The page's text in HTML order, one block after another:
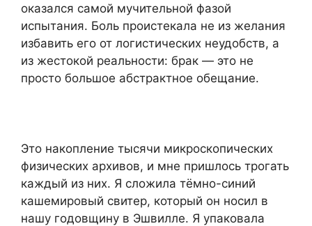
оказался самой мучительной фазой
испытания. Боль проистекала не из желания
избавить его от логистических неудобств, а
из жестокой реальности: брак — это не
просто большое абстрактное обещание.
Это накопление тысячи микроскопических
физических архивов, и мне пришлось трогать
каждый из них. Я сложила тёмно-синий
кашемировый свитер, который он носил в
нашу годовщину в Эшвилле. Я упаковала